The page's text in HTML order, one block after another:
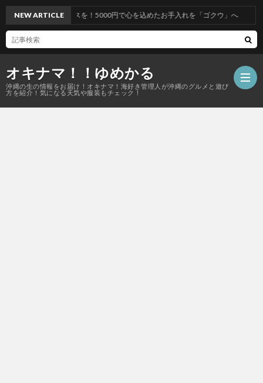
オキナマ！！ゆめかる
沖縄の生の情報をお届け！オキナマ！海好き管理人が沖縄のグルメと遊び
方を紹介！気になる天気や服装もチェック！
NEW ARTICLE
スを！5000円で心を込めたお手入れを「ゴクウ」へ